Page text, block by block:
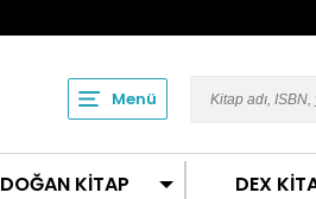
Menü
DOĞAN KİTAP DEX